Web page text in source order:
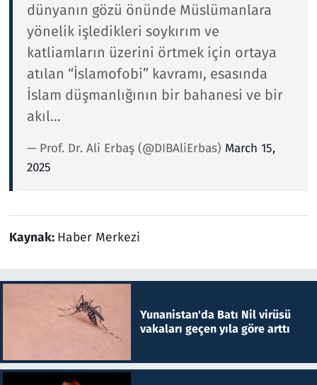
dünyanın gözü önünde Müslümanlara
yönelik işledikleri soykırım ve
katliamların üzerini örtmek için ortaya
atılan “İslamofobi” kavramı, esasında
İslam düşmanlığının bir bahanesi ve bir
akıl…
— Prof. Dr. Ali Erbaş (@DIBAliErbas) March 15,
2025
Kaynak: Haber Merkezi
Yunanistan'da Batı Nil virüsü
vakaları geçen yıla göre arttı